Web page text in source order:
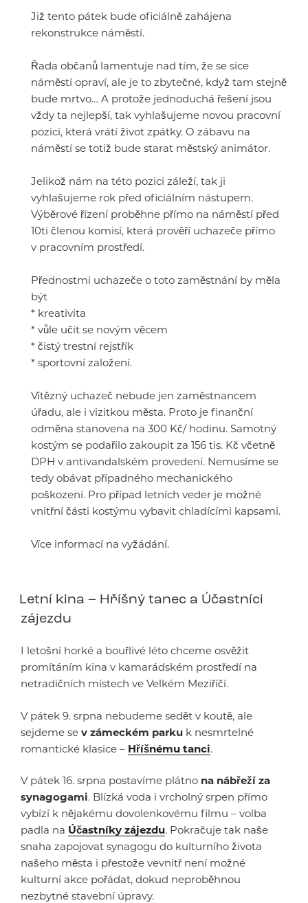
Již tento pátek bude oficiálně zahájena
rekonstrukce náměstí.
Řada občanů lamentuje nad tím, že se sice
náměstí opraví, ale je to zbytečné, když tam stejně
bude mrtvo… A protože jednoduchá řešení jsou
vždy ta nejlepší, tak vyhlašujeme novou pracovní
pozici, která vrátí život zpátky. O zábavu na
náměstí se totiž bude starat městský animátor.
Jelikož nám na této pozici záleží, tak ji
vyhlašujeme rok před oficiálním nástupem.
Výběrové řízení proběhne přímo na náměstí před
10ti členou komisí, která prověří uchazeče přímo
v pracovním prostředí.
Přednostmi uchazeče o toto zaměstnání by měla
být
* kreativita
* vůle učit se novým věcem
* čistý trestní rejstřík
* sportovní založení.
Vítězný uchazeč nebude jen zaměstnancem
úřadu, ale i vizitkou města. Proto je finanční
odměna stanovena na 300 Kč/ hodinu. Samotný
kostým se podařilo zakoupit za 156 tis. Kč včetně
DPH v antivandalském provedení. Nemusíme se
tedy obávat případného mechanického
poškození. Pro případ letních veder je možné
vnitřní části kostýmu vybavit chladícími kapsami.
Více informací na vyžádání.
Letní kina – Hříšný tanec a Účastníci
zájezdu
I letošní horké a bouřlivé léto chceme osvěžit
promítáním kina v kamarádském prostředí na
netradičních místech ve Velkém Meziříčí.
V pátek 9. srpna nebudeme sedět v koutě, ale
sejdeme se v zámeckém parku k nesmrtelné
romantické klasice – Hříšnému tanci.
V pátek 16. srpna postavíme plátno na nábřeží za
synagogami. Blízká voda i vrcholný srpen přímo
vybízí k nějakému dovolenkovému filmu – volba
padla na Účastníky zájezdu. Pokračuje tak naše
snaha zapojovat synagogu do kulturního života
našeho města i přestože vevnitř není možné
kulturní akce pořádat, dokud neproběhnou
nezbytné stavební úpravy.